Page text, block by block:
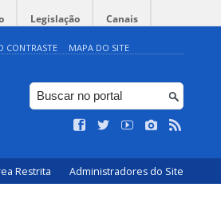
Legislação Canais
CONTRASTE MAPA DO SITE
Restrita Administradores do Site